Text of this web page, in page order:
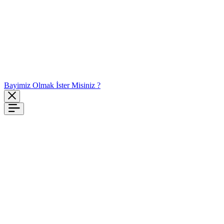
Bayimiz Olmak İster Misiniz ?